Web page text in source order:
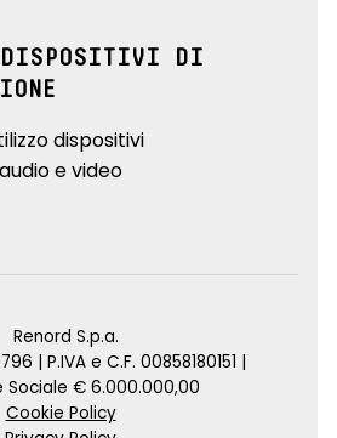
DI
dispositivi
e video
Renord S.p.a.
| P.IVA e C.F. 00858180151 |
Sociale € 6.000.000,00
Cookie Policy